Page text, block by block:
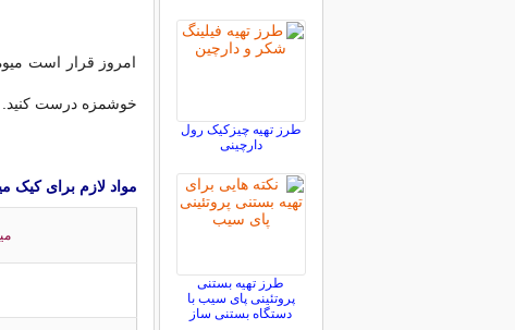
امروز قرار است
خوشمزه درست کنید.
مواد لازم برای كیک
طرز تهیه چیزکیک رول
دارچینی
طرز تهیه بستنی
پروتئینی پای سیب با
دستگاه بستنی ساز